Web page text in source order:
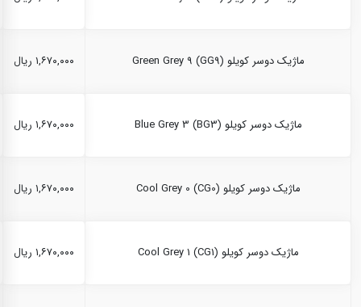
ماژیک دوسر کویلو Green Grey 9 (GG9) ۱,۶۷۰,۰۰۰ ریال
ماژیک دوسر کویلو Blue Grey 3 (BG3) ۱,۶۷۰,۰۰۰ ریال
ماژیک دوسر کویلو Cool Grey 0 (CG0) ۱,۶۷۰,۰۰۰ ریال
ماژیک دوسر کویلو Cool Grey 1 (CG1) ۱,۶۷۰,۰۰۰ ریال